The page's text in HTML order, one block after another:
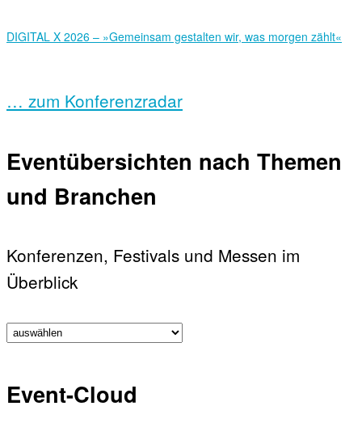
DIGITAL X 2026 – »Gemeinsam gestalten wir, was morgen zählt«
… zum Konferenzradar
Eventübersichten nach Themen
und Branchen
Konferenzen, Festivals und Messen im
Überblick
Event-Cloud